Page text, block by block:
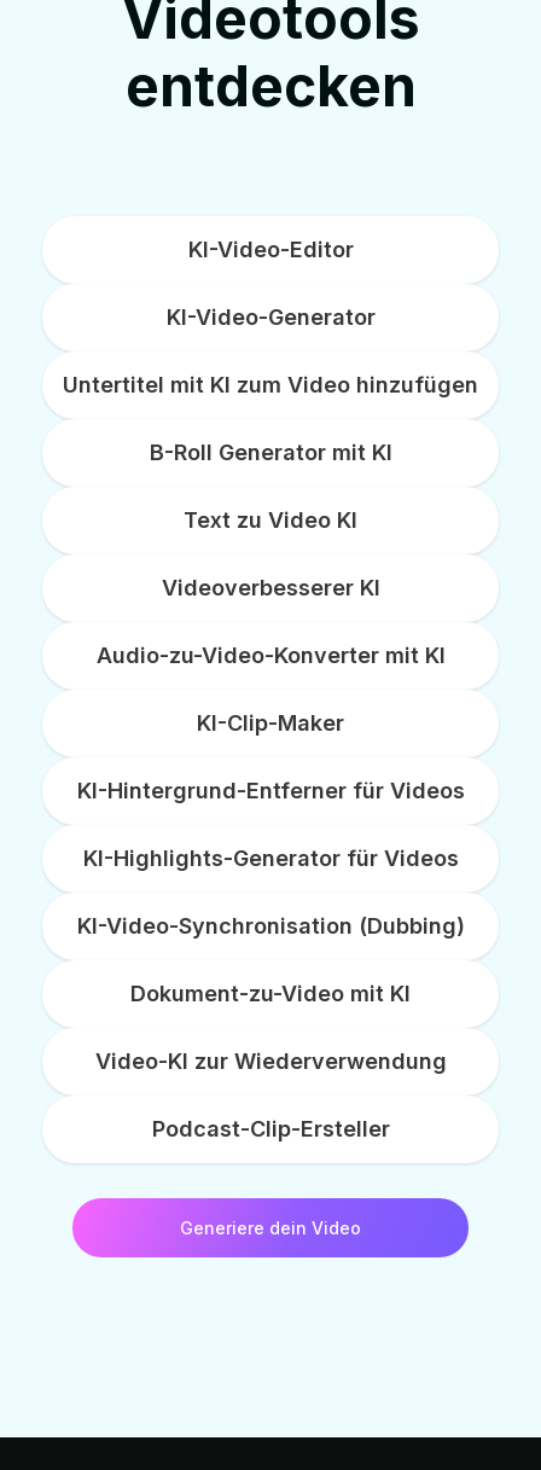
Videotools
entdecken
KI-Video-Editor
KI-Video-Generator
Untertitel mit KI zum Video hinzufügen
B-Roll Generator mit KI
Text zu Video KI
Videoverbesserer KI
Audio-zu-Video-Konverter mit KI
KI-Clip-Maker
KI-Hintergrund-Entferner für Videos
KI-Highlights-Generator für Videos
KI-Video-Synchronisation (Dubbing)
Dokument-zu-Video mit KI
Video-KI zur Wiederverwendung
Podcast-Clip-Ersteller
Generiere dein Video